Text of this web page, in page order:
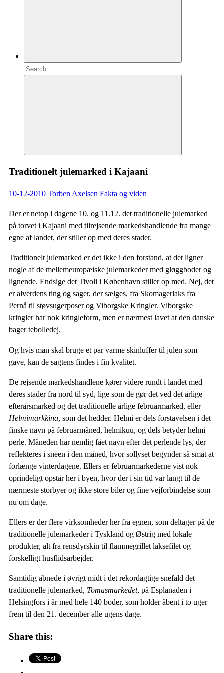
Search
Traditionelt julemarked i Kajaani
10-12-2010 Torben Axelsen Fakta og viden
Der er netop i dagene 10. og 11.12. det traditionelle julemarked
på torvet i Kajaani med tilrejsende markedshandlende fra mange
egne af landet, der stiller op med deres stader.
Traditionelt julemarked er det ikke i den forstand, at det ligner
nogle af de mellemeuropæiske julemarkeder med gløggboder og
lignende. Endsige det Tivoli i København stiller op med. Nej, det
er alverdens ting og sager, der sælges, fra Skomagerlaks fra
Pernå til støvsugerposer og Viborgske Kringler. Viborgske
kringler har nok kringleform, men er nærmest lavet at den danske
bager tebolledej.
Og hvis man skal bruge et par varme skinluffer til julen som
gave, kan de sagtens findes i fin kvalitet.
De rejsende markedshandlene kører videre rundt i landet med
deres stader fra nord til syd, lige som de gør det ved det årlige
efterårsmarked og det traditionelle årlige februarmarked, eller
Helmimarkkina, som det hedder. Helmi er dels forstavelsen i det
finske navn på februarmåned, helmikuu, og dels betyder helmi
perle. Måneden har nemlig fået navn efter det perlende lys, der
reflekteres i sneen i den måned, hvor sollyset begynder så småt at
forlænge vinterdagene. Ellers er februarmarkederne vist nok
oprindeligt opstår her i byen, hvor der i sin tid var langt til de
nærmeste storbyer og ikke store biler og fine vejforbindelse som
nu om dage.
Ellers er der flere virksomheder her fra egnen, som deltager på de
traditionelle julemarkeder i Tyskland og Østrig med lokale
produkter, alt fra rensdyrskin til flammegrillet laksefilet og
forskelligt husflidsarbejder.
Samtidig åbnede i øvrigt midt i det rekordagtige snefald det
traditionelle julemarked, Tomasmarkedet, på Esplanaden i
Helsingfors i år med hele 140 boder, som holder åbent i to uger
frem til den 21. december alle ugens dage.
Share this: